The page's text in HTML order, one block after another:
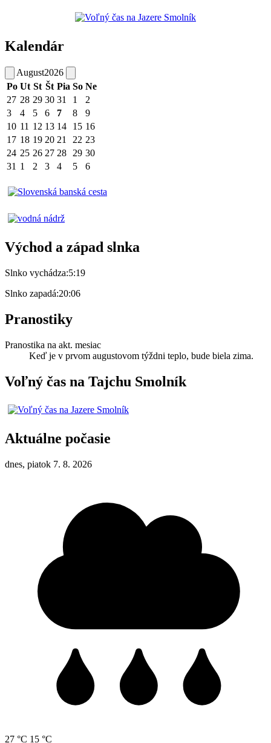
Kalendár
August2026
Po Ut St Št Pia So Ne
27 28 29 30 31 1
2
3
4 5 6 7 8
9
10 11 12 13 14 15 16
17 18 19 20 21 22 23
24 25 26 27 28 29 30
31 1 2 3 4 5 6
Východ a západ slnka
Slnko vychádza:5:19
Slnko zapadá:20:06
Pranostiky
Pranostika na akt. mesiac
Keď je v prvom augustovom týždni teplo, bude biela zima.
Voľný čas na Tajchu Smolník
Aktuálne počasie
dnes, piatok 7. 8. 2026
27 °C 15 °C